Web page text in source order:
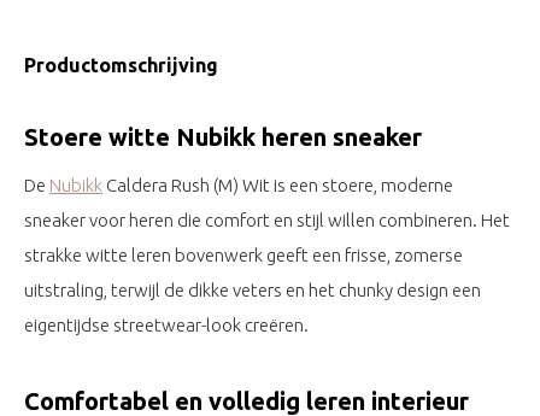
Productomschrijving
Stoere witte Nubikk heren sneaker
De Nubikk Caldera Rush (M) Wit is een stoere, moderne
sneaker voor heren die comfort en stijl willen combineren. Het
strakke witte leren bovenwerk geeft een frisse, zomerse
uitstraling, terwijl de dikke veters en het chunky design een
eigentijdse streetwear-look creëren.
Comfortabel en volledig leren interieur